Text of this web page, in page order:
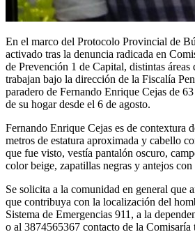
En el marco del Protocolo Provincial de
activado tras la denuncia radicada en
de Prevención 1 de Capital, distintas áreas
trabajan bajo la dirección de la Fiscalía
paradero de Fernando Enrique Cejas de
de su hogar desde el 6 de agosto.
Fernando Enrique Cejas es de contextura
metros de estatura aproximada y cabello
que fue visto, vestía pantalón oscuro,
color beige, zapatillas negras y antejos con
Se solicita a la comunidad en general que
que contribuya con la localización del
Sistema de Emergencias 911, a la
o al 3874565367 contacto de la Comisaría